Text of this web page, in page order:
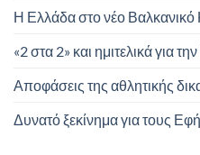
Η Ελλάδα στο νέο
«2 στα 2» και ημιτελικά για
Αποφάσεις της αθλητικής
Δυνατό ξεκίνημα για τους